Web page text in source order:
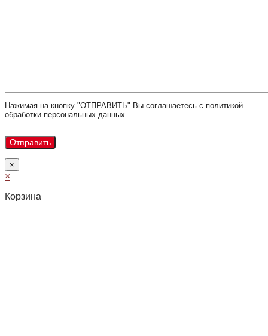
Нажимая на кнопку "ОТПРАВИТЬ" Вы соглашаетесь с политикой
обработки персональных данных
×
×
Корзина